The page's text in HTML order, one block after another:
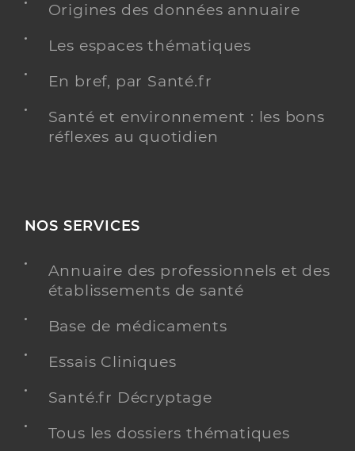
Origines des données annuaire
Les espaces thématiques
En bref, par Santé.fr
Santé et environnement : les bons
réflexes au quotidien
NOS SERVICES
Annuaire des professionnels et des
établissements de santé
Base de médicaments
Essais Cliniques
Santé.fr Décryptage
Tous les dossiers thématiques